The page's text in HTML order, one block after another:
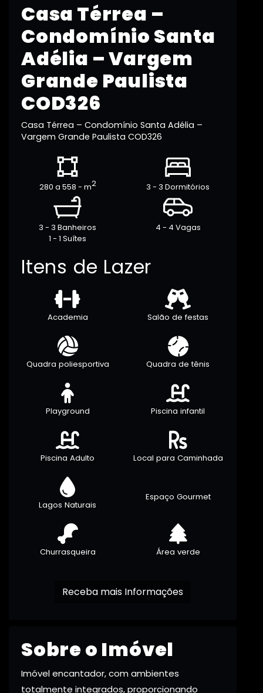
Casa Térrea –
Condomínio Santa
Adélia – Vargem
Grande Paulista
COD326
Casa Térrea – Condomínio Santa Adélia –
Vargem Grande Paulista COD326
280 a 558 - m2 3 - 3 Dormitórios
3 - 3 Banheiros
1 - 1 Suítes
4 - 4 Vagas
Itens de Lazer
Academia Salão de festas
Quadra poliesportiva Quadra de tênis
Playground Piscina infantil
Piscina Adulto Local para Caminhada
Lagos Naturais
Espaço Gourmet
Churrasqueira Área verde
Receba mais Informações
Sobre o Imóvel
Imóvel encantador, com ambientes
totalmente integrados, proporcionando